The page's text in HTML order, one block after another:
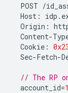
POST /
Host : idp .
Origin :
Content-
Cookie :
Sec-Fetch-
// The RP
account_id=